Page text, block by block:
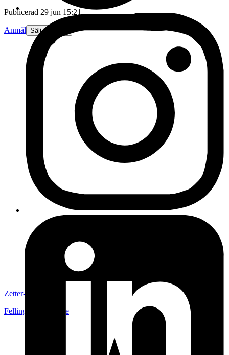
Publicerad 29 jun 15:21
Anmäl Sälj liknande
Zetter-Strom
Fellingsbro
Sverige